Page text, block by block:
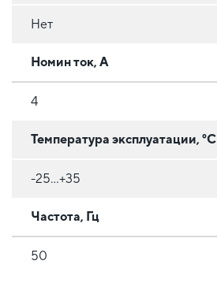
Нет
Номин ток, А
4
Температура эксплуатации, °C
-25...+35
Частота, Гц
50